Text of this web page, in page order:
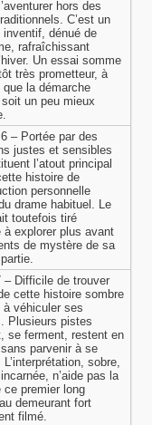
hors des
C’est un
inventif, dénué de
rafraîchissant
Un essai somme
très prometteur, à
que la démarche
un peu mieux
– Portée par des
justes et sensibles
l’atout principal
histoire de
personnelle
drame habituel. Le
toutefois tiré
à explorer plus avant
de mystère de sa
– Difficile de trouver
cette histoire sombre
à véhiculer ses
Plusieurs pistes
se ferment, restent en
parvenir à se
L’interprétation, sobre,
n’aide pas la
ce premier long
demeurant fort
filmé.